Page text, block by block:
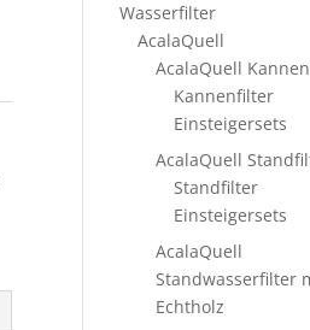
Wasserfilter
AcalaQuell
AcalaQuell
Kannenfilter
Einsteigersets
AcalaQuell
Standfilter
Einsteigersets
AcalaQuell
Standwasserfilter
Echtholz